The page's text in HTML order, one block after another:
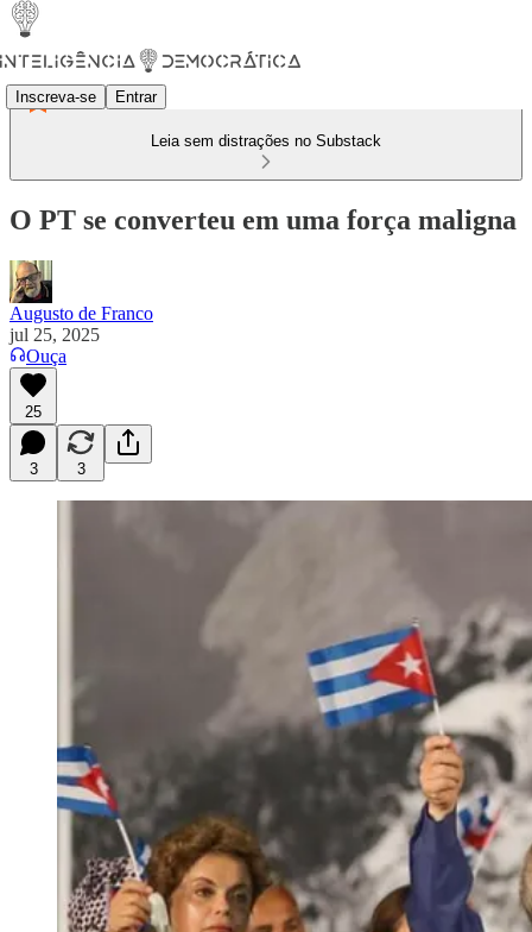
Inscreva-se Entrar
Leia sem distrações no Substack
O PT se converteu em uma força maligna
Augusto de Franco
jul 25, 2025
Ouça
25
3 3